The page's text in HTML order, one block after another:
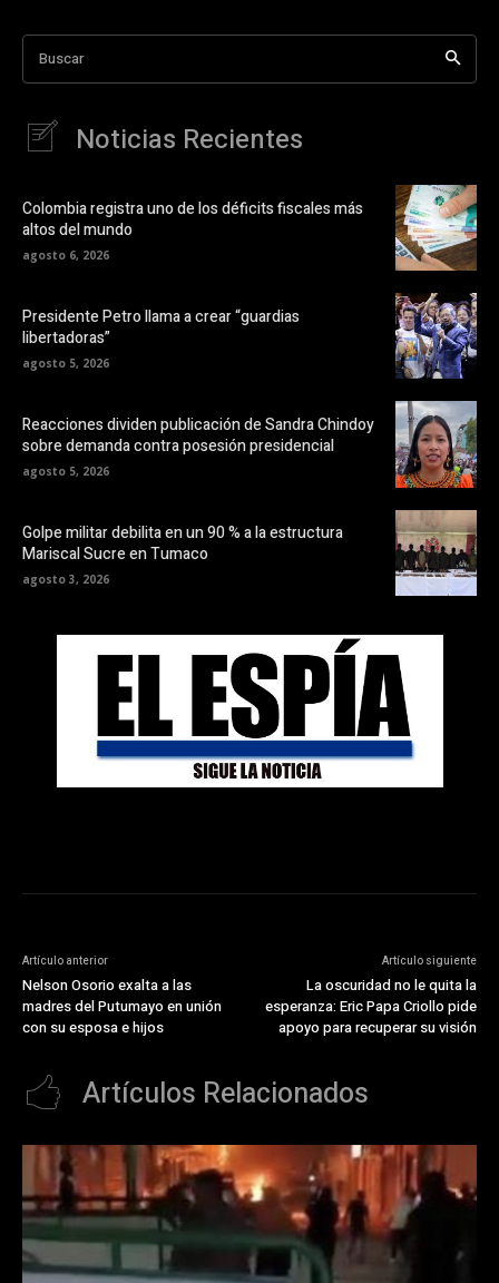
Buscar
Noticias Recientes
Colombia registra uno de los déficits fiscales más
altos del mundo
agosto 6, 2026
Presidente Petro llama a crear “guardias
libertadoras”
agosto 5, 2026
Reacciones dividen publicación de Sandra Chindoy
sobre demanda contra posesión presidencial
agosto 5, 2026
Golpe militar debilita en un 90 % a la estructura
Mariscal Sucre en Tumaco
agosto 3, 2026
Artículo anterior
Nelson Osorio exalta a las
madres del Putumayo en unión
con su esposa e hijos
Artículo siguiente
La oscuridad no le quita la
esperanza: Eric Papa Criollo pide
apoyo para recuperar su visión
Artículos Relacionados